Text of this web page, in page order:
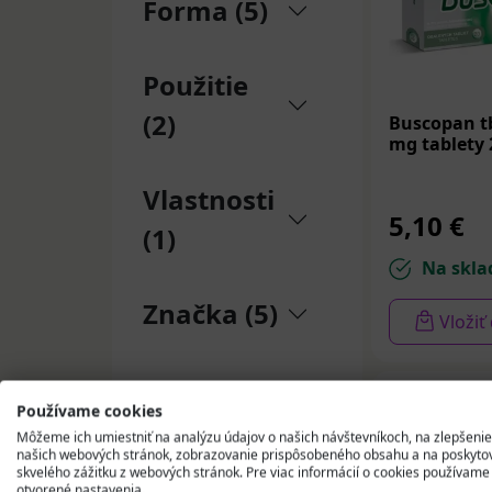
žalúdka a
napríklad nie
zázvor.
obsahu
rastlín môžu
zápchy
tráviaceho,
alebo
životný štýl!
Forma (5)
Použitie
(2)
Vlastnosti
(1)
Značka (5)
Buscopan
mg tablety
5,10 €
Na
Vložiť
Používame cookies
Môžeme ich umiestniť na analýzu údajov o našich návštevníkoch, na zlepšenie
našich webových stránok, zobrazovanie prispôsobeného obsahu a na
skvelého zážitku z webových stránok. Pre viac informácií o cookies používame